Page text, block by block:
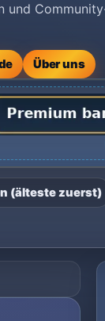
und
Über uns
(älteste zuerst)